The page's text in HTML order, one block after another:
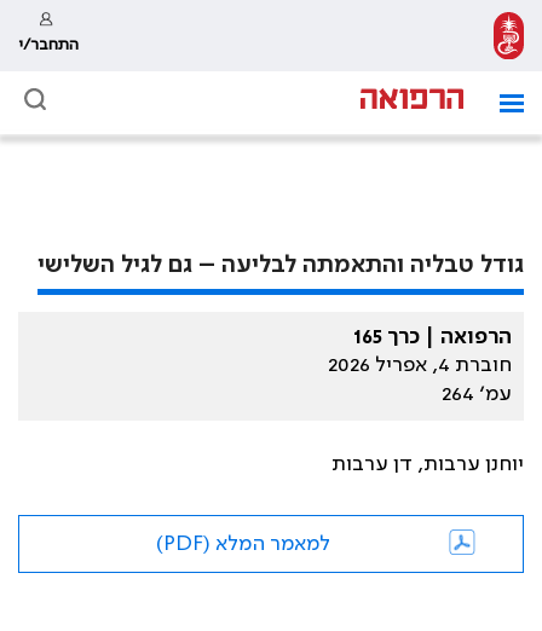
התחבר/י
גודל טבליה והתאמתה לבליעה – גם לגיל השלישי
הרפואה | כרך 165
חוברת 4, אפריל 2026
עמ׳ 264
יוחנן ערבות, דן ערבות
למאמר המלא (PDF)